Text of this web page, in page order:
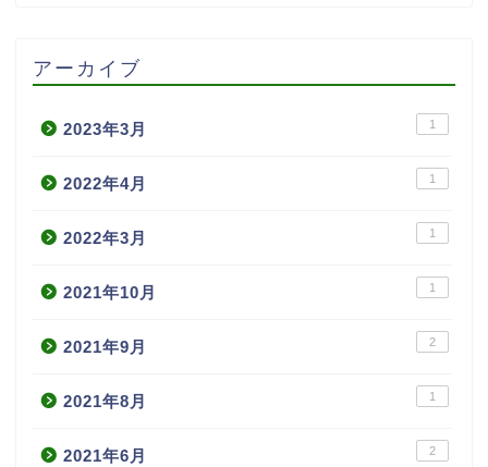
アーカイブ
2023年3月 1
2022年4月 1
2022年3月 1
2021年10月 1
2021年9月 2
2021年8月 1
2021年6月 2